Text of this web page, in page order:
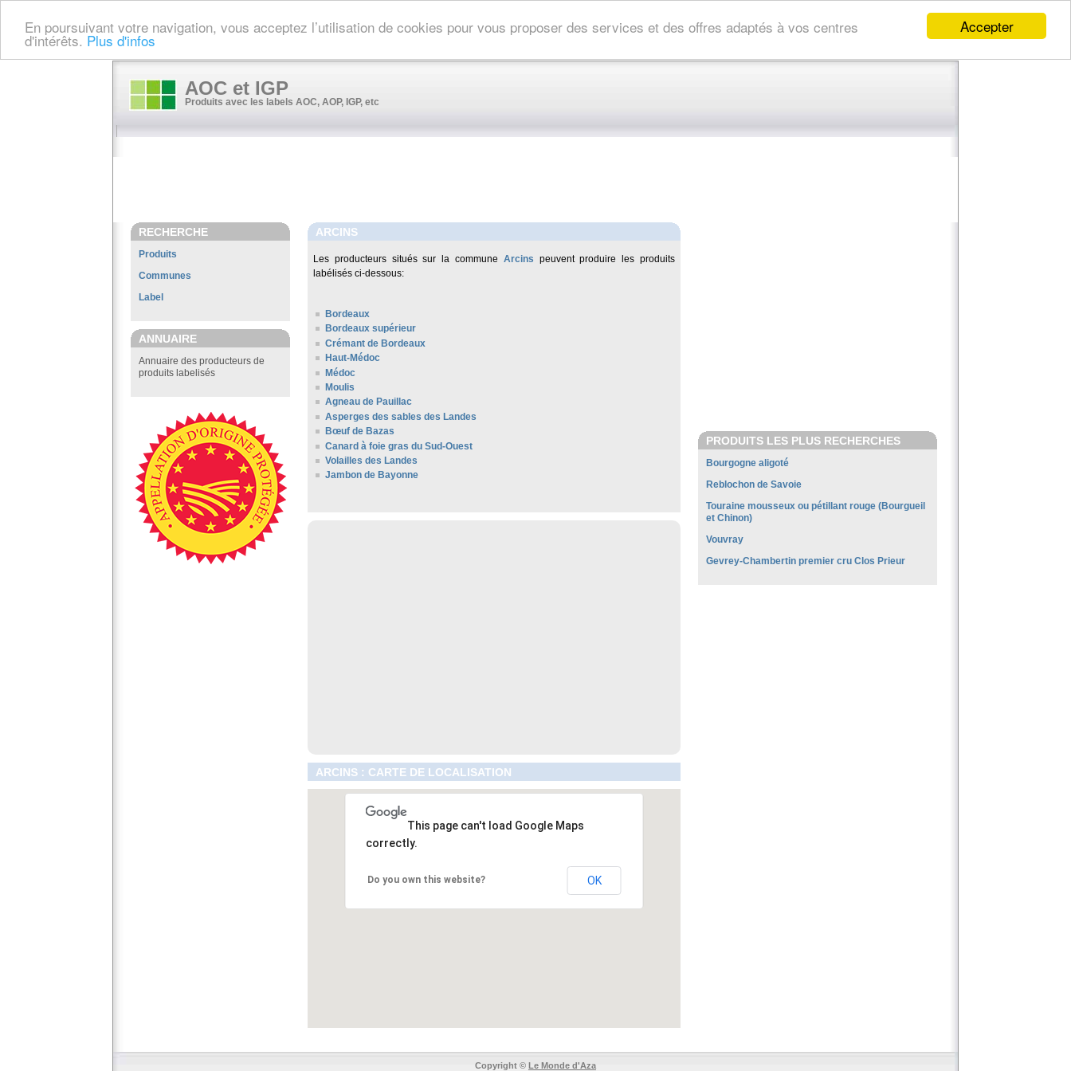
Accepter
En poursuivant votre navigation, vous acceptez l’utilisation de cookies pour vous proposer des services et des offres adaptés à vos centres
d'intérêts. Plus d'infos
AOC et IGP
Produits avec les labels AOC, AOP, IGP, etc
RECHERCHE
Produits
Communes
Label
ANNUAIRE
Annuaire des producteurs de
produits labelisés
ARCINS
Les producteurs situés sur la commune Arcins peuvent produire les produits
labélisés ci-dessous:
Bordeaux
Bordeaux supérieur
Crémant de Bordeaux
Haut-Médoc
Médoc
Moulis
Agneau de Pauillac
Asperges des sables des Landes
Bœuf de Bazas
Canard à foie gras du Sud-Ouest
Volailles des Landes
Jambon de Bayonne
ARCINS : CARTE DE LOCALISATION
This page can't load Google Maps
correctly.
Do you own this website? OK
PRODUITS LES PLUS RECHERCHES
Bourgogne aligoté
Reblochon de Savoie
Touraine mousseux ou pétillant rouge (Bourgueil
et Chinon)
Vouvray
Gevrey-Chambertin premier cru Clos Prieur
Copyright © Le Monde d'Aza